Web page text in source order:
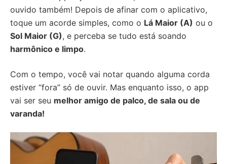
ouvido também! Depois de afinar com o aplicativo,
toque um acorde simples, como o Lá Maior (A) ou o
Sol Maior (G), e perceba se tudo está soando
harmônico e limpo.
Com o tempo, você vai notar quando alguma corda
estiver “fora” só de ouvir. Mas enquanto isso, o app
vai ser seu melhor amigo de palco, de sala ou de
varanda!